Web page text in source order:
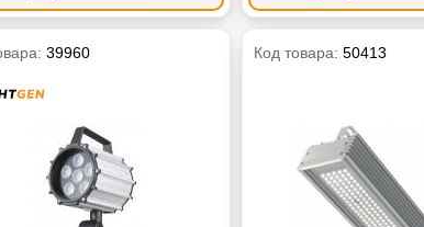
39960 Код товара: 50413